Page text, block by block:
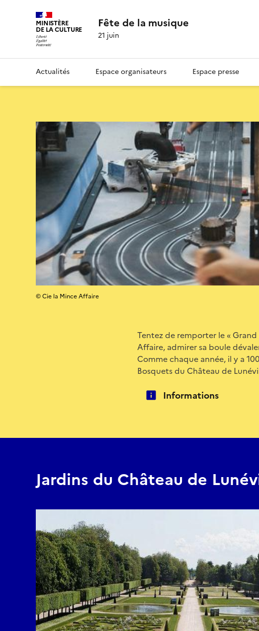
MINISTÈRE
DE LA CULTURE Fête de la musique
21 juin
Actualités Espace organisateurs Espace presse
© Cie la Mince Affaire
Tentez de remporter le « Grand
Affaire, admirer sa boule
Comme chaque année, il y a
Bosquets du Château de
Informations
Jardins du Château de